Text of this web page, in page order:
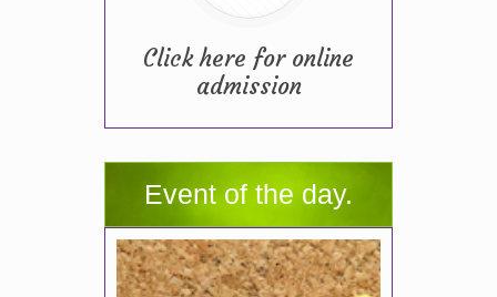
Click here for online
admission
Event of the day.